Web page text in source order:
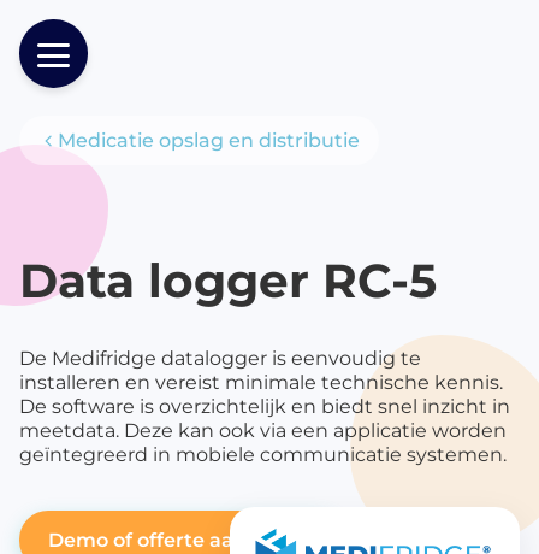
Producten
Medicatie opslag en distributie
Data logger RC-5
De Medifridge datalogger is eenvoudig te
installeren en vereist minimale technische kennis.
De software is overzichtelijk en biedt snel inzicht in
meetdata. Deze kan ook via een applicatie worden
geïntegreerd in mobiele communicatie systemen.
Demo of offerte aanvragen